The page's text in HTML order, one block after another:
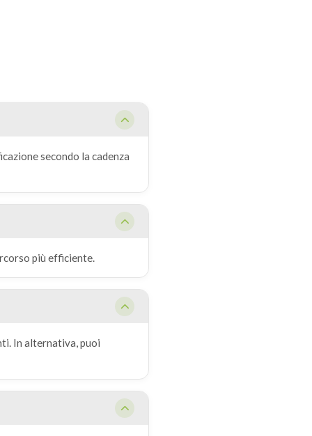
secondo la cadenza
più efficiente.
In alternativa, puoi